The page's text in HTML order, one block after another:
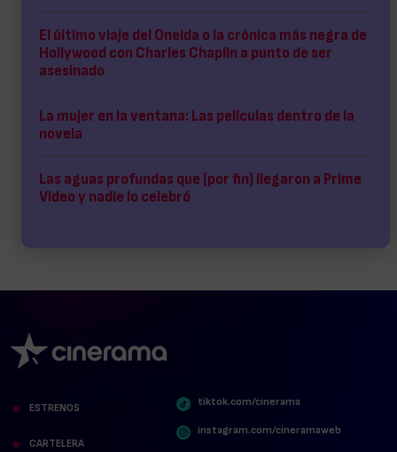
El último viaje del Oneida o la crónica más negra de
Hollywood con Charles Chaplin a punto de ser
asesinado
La mujer en la ventana: Las películas dentro de la
novela
Las aguas profundas que (por fin) llegaron a Prime
Video y nadie lo celebró
ESTRENOS
CARTELERA
tiktok.com/cinerama
instagram.com/cineramaweb